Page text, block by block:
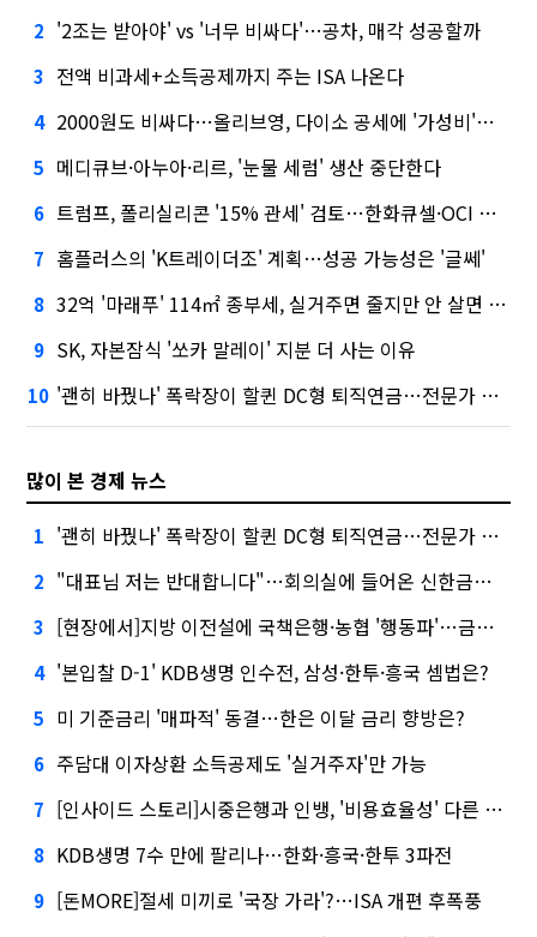
2 '2조는 받아야' vs '너무 비싸다'…공차, 매각 성공할까
3 전액 비과세+소득공제까지 주는 ISA 나온다
4 2000원도 비싸다…올리브영, 다이소 공세에 '가성비'로 맞불
5 메디큐브·아누아·리르, '눈물 세럼' 생산 중단한다
6 트럼프, 폴리실리콘 '15% 관세' 검토…한화큐셀·OCI 영향은?
7 홈플러스의 'K트레이더조' 계획…성공 가능성은 '글쎄'
8 32억 '마래푸' 114㎡ 종부세, 실거주면 줄지만 안 살면 2.5배
9 SK, 자본잠식 '쏘카 말레이' 지분 더 사는 이유
10 '괜히 바꿨나' 폭락장이 할퀸 DC형 퇴직연금…전문가 조언은
많이 본 경제 뉴스
1 '괜히 바꿨나' 폭락장이 할퀸 DC형 퇴직연금…전문가 조언은
2 "대표님 저는 반대합니다"…회의실에 들어온 신한금융 AI
3 [현장에서]지방 이전설에 국책은행·농협 '행동파'…금감원 '신중모드'
4 '본입찰 D-1' KDB생명 인수전, 삼성·한투·흥국 셈법은?
5 미 기준금리 '매파적' 동결…한은 이달 금리 향방은?
6 주담대 이자상환 소득공제도 '실거주자'만 가능
7 [인사이드 스토리]시중은행과 인뱅, '비용효율성' 다른 잣대 왜?
8 KDB생명 7수 만에 팔리나…한화·흥국·한투 3파전
9 [돈MORE]절세 미끼로 '국장 가라'?…ISA 개편 후폭풍